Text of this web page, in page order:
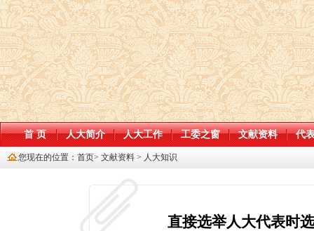
首 页 人大简介 人大工作 工委之窗 文献资料 代
您现在的位置： 首页> 文献资料 > 人大知识
直接选举人大代表时